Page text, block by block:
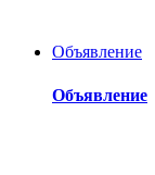
Объявление
Объявление